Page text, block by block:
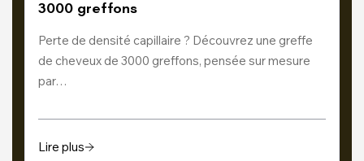
3000 greffons
Perte de densité capillaire ? Découvrez une greffe
de cheveux de 3000 greffons, pensée sur mesure
par…
Lire plus